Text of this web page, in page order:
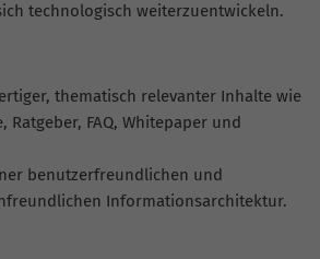
technologisch weiterzuentwickeln.
thematisch relevanter Inhalte wie
Ratgeber, FAQ, Whitepaper und
benutzerfreundlichen und
Informationsarchitektur.